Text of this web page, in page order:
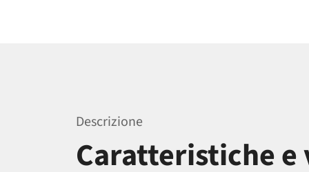
Descrizione
Caratteristiche e